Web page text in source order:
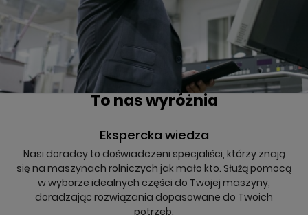
To nas wyróżnia
Ekspercka wiedza
Nasi doradcy to doświadczeni specjaliści, którzy znają
się na maszynach rolniczych jak mało kto. Służą pomocą
w wyborze idealnych części do Twojej maszyny,
doradzając rozwiązania dopasowane do Twoich
potrzeb.